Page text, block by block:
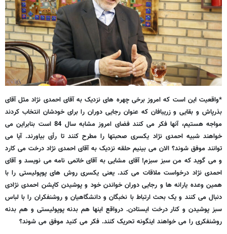
*واقعیت این است که امروز برخی چهره های نزدیک به آقای احمدی نژاد مثل آقای
بذرپاش و بقایی و زریبافان که عنوان رجایی دوران را برای خودشان انتخاب کردند
مواجه هستیم، آنها فکر می کنند فضای امروز مشابه سال 84 است بنابراین می
خواهند شبیه احمدی نژاد یکسری صحبتها را مطرح کنند تا رأی بیاورند. آیا می
توانند موفق شوند؟ الان می بینیم حلقه نزدیک به آقای احمدی نژاد درخت می کارد
و می گوید که من سبز سبزم! آقای مشایی به آقای خاتمی نامه می نویسد و آقای
احمدی نژاد درخواست ملاقات می کند. یعنی یکسری روش های پوپولیستی را با
همین وعده یارانه ها و رجایی دوران خواندن خود و پوشیدن کاپشن احمدی نژادی
دنبال می کنند و یک بحث ارتباط با نخبگان و دانشگاهیان و روشنفکران را با لباس
سبز پوشیدن و کنار درخت ایستادن. درواقع اینها هم بدنه پوپولیستی و هم بدنه
روشنفکری را می خواهند اینگونه تحریک کنند. فکر می کنید موفق می شوند؟